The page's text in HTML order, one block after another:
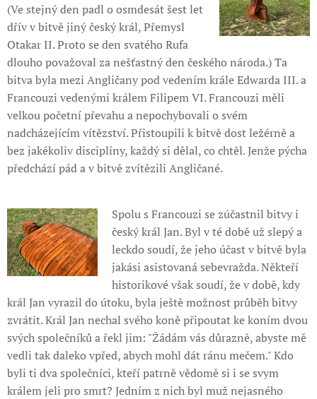
(Ve stejný den padl o osmdesát šest let
dřív v bitvě jiný český král, Přemysl
Otakar II. Proto se den svatého Rufa
dlouho považoval za nešťastný den českého národa.) Ta
bitva byla mezi Angličany pod vedením krále Edwarda III. a
Francouzi vedenými králem Filipem VI. Francouzi měli
velkou početní převahu a nepochybovali o svém
nadcházejícím vítězství. Přistoupili k bitvě dost ležérně a
bez jakékoliv disciplíny, každý si dělal, co chtěl. Jenže pýcha
předchází pád a v bitvě zvítězili Angličané.
Spolu s Francouzi se zúčastnil bitvy i
český král Jan. Byl v té době už slepý a
leckdo soudí, že jeho účast v bitvě byla
jakási asistovaná sebevražda. Někteří
historikové však soudí, že v době, kdy
král Jan vyrazil do útoku, byla ještě možnost průběh bitvy
zvrátit. Král Jan nechal svého koně připoutat ke koním dvou
svých společníků a řekl jim: "Žádám vás důrazně, abyste mě
vedli tak daleko vpřed, abych mohl dát ránu mečem." Kdo
byli ti dva společníci, kteří patrně vědomě si i se svym
králem jeli pro smrt? Jedním z nich byl muž nejasného